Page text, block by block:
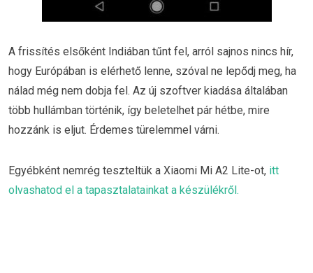
A frissítés elsőként Indiában tűnt fel, arról sajnos nincs hír,
hogy Európában is elérhető lenne, szóval ne lepődj meg, ha
nálad még nem dobja fel. Az új szoftver kiadása általában
több hullámban történik, így beletelhet pár hétbe, mire
hozzánk is eljut. Érdemes türelemmel várni.
Egyébként nemrég teszteltük a Xiaomi Mi A2 Lite-ot, itt
olvashatod el a tapasztalatainkat a készülékről.